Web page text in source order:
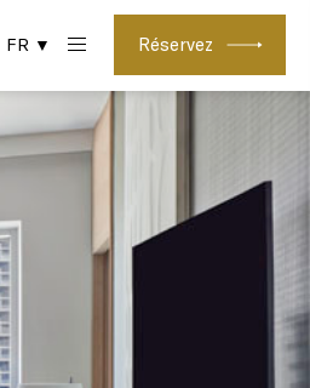
Réservez
FR ▼